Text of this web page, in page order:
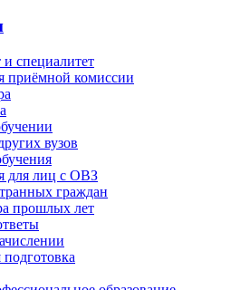
и специалитет
приёмной комиссии
вузов
для лиц с ОВЗ
граждан
прошлых лет
подготовка